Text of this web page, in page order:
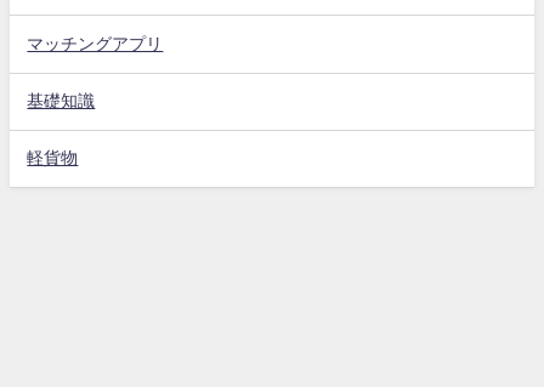
マッチングアプリ
基礎知識
軽貨物